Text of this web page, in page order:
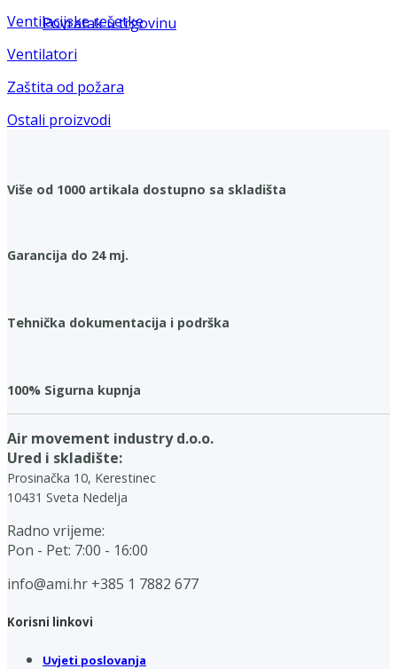
Povratak u trgovinu
Ventilacijske rešetke
Ventilatori
Zaštita od požara
Ostali proizvodi
Više od 1000 artikala dostupno sa skladišta
Garancija do 24 mj.
Tehnička dokumentacija i podrška
100% Sigurna kupnja
Air movement industry d.o.o.
Ured i skladište:
Prosinačka 10, Kerestinec
10431 Sveta Nedelja
Radno vrijeme:
Pon - Pet: 7:00 - 16:00
info@ami.hr +385 1 7882 677
Korisni linkovi
Uvjeti poslovanja